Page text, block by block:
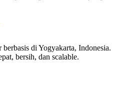
di Yogyakarta, Indonesia.
bersih, dan scalable.